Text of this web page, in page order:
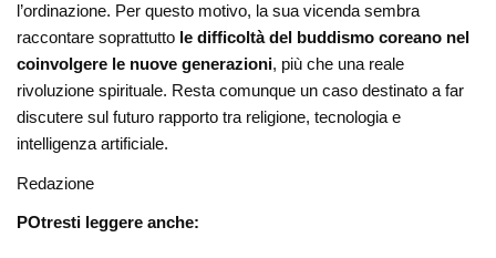
l’ordinazione. Per questo motivo, la sua vicenda sembra
raccontare soprattutto le difficoltà del buddismo coreano nel
coinvolgere le nuove generazioni, più che una reale
rivoluzione spirituale. Resta comunque un caso destinato a far
discutere sul futuro rapporto tra religione, tecnologia e
intelligenza artificiale.
Redazione
POtresti leggere anche: